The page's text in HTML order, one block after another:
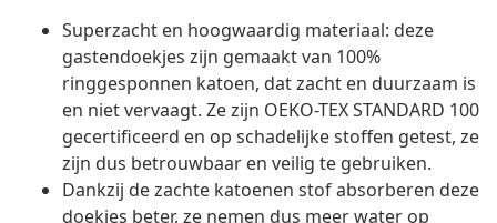
Superzacht en hoogwaardig materiaal: deze
gastendoekjes zijn gemaakt van 100%
ringgesponnen katoen, dat zacht en duurzaam is
en niet vervaagt. Ze zijn OEKO-TEX STANDARD 100
gecertificeerd en op schadelijke stoffen getest, ze
zijn dus betrouwbaar en veilig te gebruiken.
Dankzij de zachte katoenen stof absorberen deze
doekjes beter, ze nemen dus meer water op